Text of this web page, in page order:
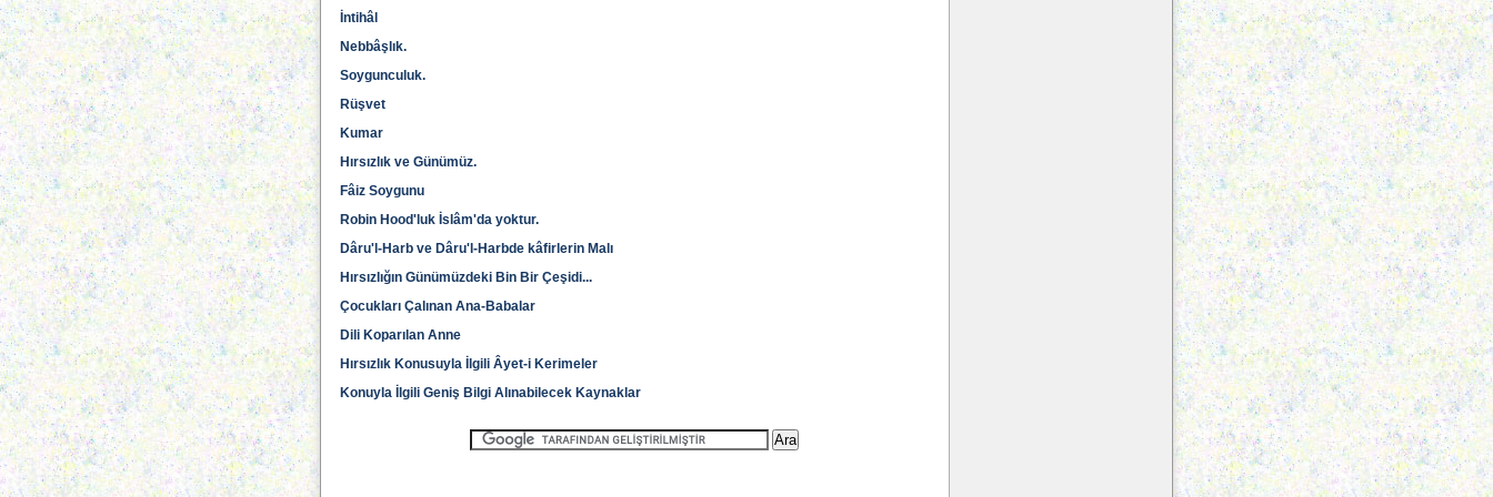
İntihâl
Nebbâşlık.
Soygunculuk.
Rüşvet
Kumar
Hırsızlık ve Günümüz.
Fâiz Soygunu
Robin Hood'luk İslâm'da yoktur.
Dâru'l-Harb ve Dâru'l-Harbde kâfirlerin Malı
Hırsızlığın Günümüzdeki Bin Bir Çeşidi...
Çocukları Çalınan Ana-Babalar
Dili Koparılan Anne
Hırsızlık Konusuyla İlgili Âyet-i Kerimeler
Konuyla İlgili Geniş Bilgi Alınabilecek Kaynaklar